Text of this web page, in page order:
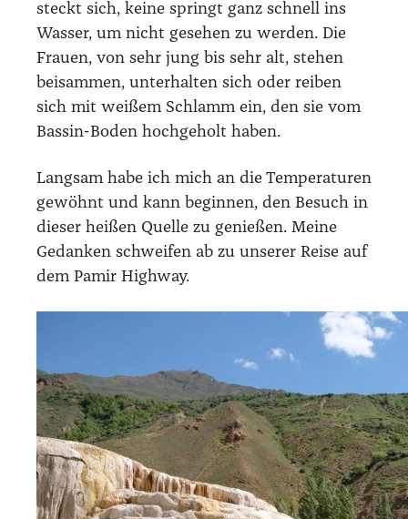
steckt sich, kei­ne springt ganz schnell ins
Was­ser, um nicht gese­hen zu wer­den. Die
Frau­en, von sehr jung bis sehr alt, ste­hen
bei­sam­men, unter­hal­ten sich oder rei­ben
sich mit wei­ßem Schlamm ein, den sie vom
Bas­sin-Boden hoch­ge­holt haben.
Lang­sam habe ich mich an die Tem­pe­ra­tu­ren
gewöhnt und kann begin­nen, den Besuch in
die­ser hei­ßen Quel­le zu genie­ßen. Mei­ne
Gedan­ken schwei­fen ab zu unse­rer Rei­se auf
dem Pamir High­way.